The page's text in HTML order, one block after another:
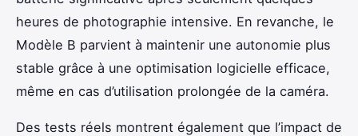
heures de photographie intensive. En revanche, le
Modèle B parvient à maintenir une autonomie plus
stable grâce à une optimisation logicielle efficace,
même en cas d’utilisation prolongée de la caméra.
Des tests réels montrent également que l’impact de